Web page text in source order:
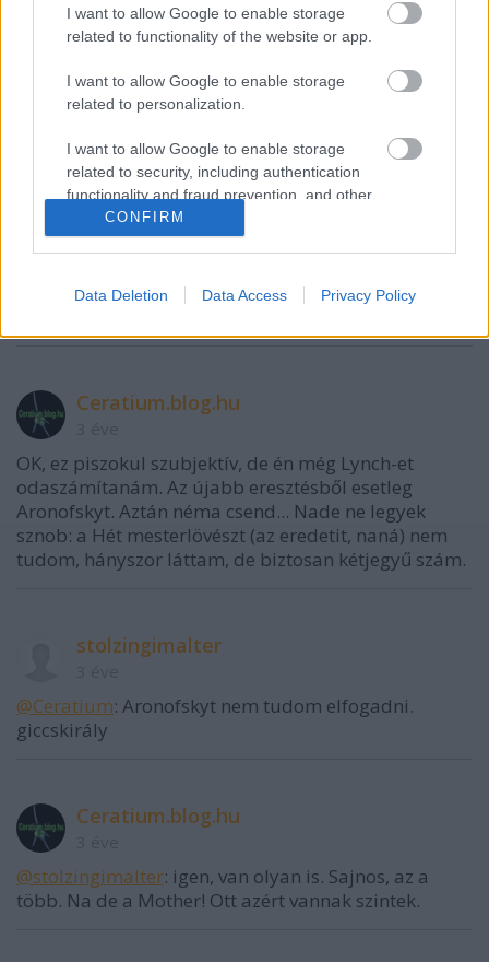
I want to allow Google to enable storage
related to functionality of the website or app.
I want to allow Google to enable storage
related to personalization.
I want to allow Google to enable storage
related to security, including authentication
functionality and fraud prevention, and other
user protection.
CONFIRM
Data Deletion Data Access Privacy Policy
3 éve
szólna.....
stolzingimalter
3 éve
@Perseo: nem nagyon reménykedek már új Herzog
Ceratium.blog.hu
OK, ez piszokul szubjektív, de én még Lynch-et
odaszámítanám. Az újabb eresztésből esetleg
Aronofskyt. Aztán néma csend... Nade ne legyek
sznob: a Hét mesterlövészt (az eredetit, naná) nem
tudom, hányszor láttam, de biztosan kétjegyű szám.
stolzingimalter
@Ceratium: Aronofskyt nem tudom elfogadni.
giccskirály
Ceratium.blog.hu
@stolzingimalter: igen, van olyan is. Sajnos, az a
több. Na de a Mother! Ott azért vannak szintek.